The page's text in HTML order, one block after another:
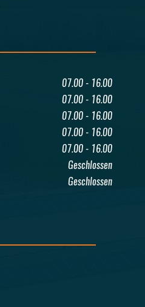
07.00 - 16.00
07.00 - 16.00
07.00 - 16.00
07.00 - 16.00
07.00 - 16.00
Geschlossen
Geschlossen